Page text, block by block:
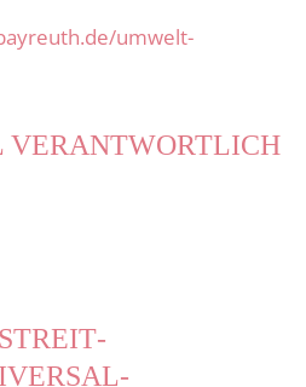
umwelt-